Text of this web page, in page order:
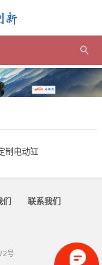
制电动缸
们 联系我们
号